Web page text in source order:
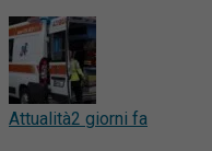
Attualità2 giorni fa